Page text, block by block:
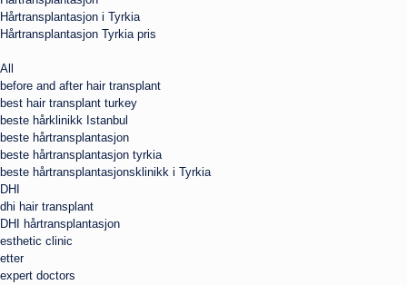
Hårtransplantasjon i Tyrkia
Hårtransplantasjon Tyrkia pris
All
before and after hair transplant
best hair transplant turkey
beste hårklinikk Istanbul
beste hårtransplantasjon
beste hårtransplantasjon tyrkia
beste hårtransplantasjonsklinikk i Tyrkia
DHI
dhi hair transplant
DHI hårtransplantasjon
esthetic clinic
etter
expert doctors